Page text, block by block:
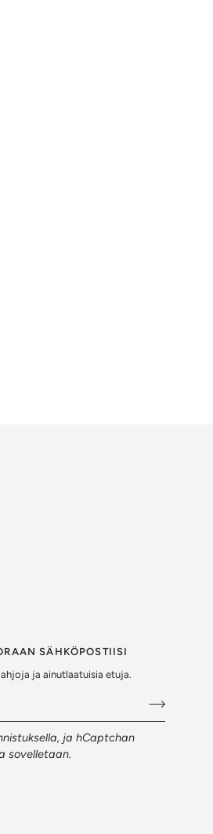
SÄHKÖPOSTIISI
ja ainutlaatuisia etuja.
ja hCaptchan
sovelletaan.